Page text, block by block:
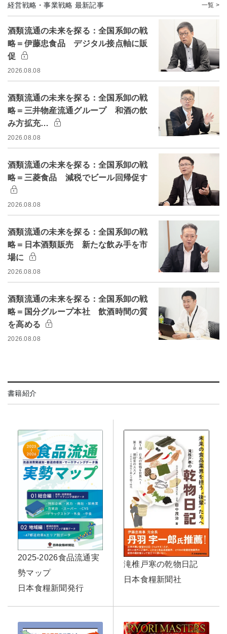
経営戦略・事業戦略 最新記事 一覧 >
酒類流通の未来を探る：全国系卸の戦
略＝伊藤忠食品 デジタル接点軸に販
促
2026.08.08
酒類流通の未来を探る：全国系卸の戦
略＝三井物産流通グループ 和酒の飲
み方拡充…
2026.08.08
酒類流通の未来を探る：全国系卸の戦
略＝三菱食品 減税でビール回帰促す
2026.08.08
酒類流通の未来を探る：全国系卸の戦
略＝日本酒類販売 新たな飲み手を市
場に
2026.08.08
酒類流通の未来を探る：全国系卸の戦
略＝国分グループ本社 飲酒時間の質
を高める
2026.08.08
書籍紹介
2025-2026食品流通実
勢マップ
日本食糧新聞発行
滝椎戸寒の乾物日記
日本食糧新聞社